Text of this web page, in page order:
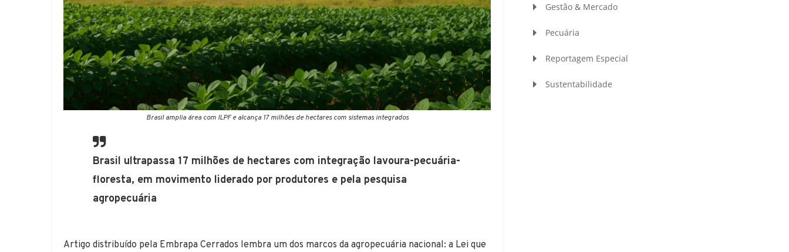
Brasil amplia área com ILPF e alcança 17 milhões de hectares com sistemas integrados
Brasil ultrapassa 17 milhões de hectares com integração lavoura-pecuária-
floresta, em movimento liderado por produtores e pela pesquisa
agropecuária
Artigo distribuído pela Embrapa Cerrados lembra um dos marcos da agropecuária nacional: a Lei que
Gestão & Mercado
Pecuária
Reportagem Especial
Sustentabilidade